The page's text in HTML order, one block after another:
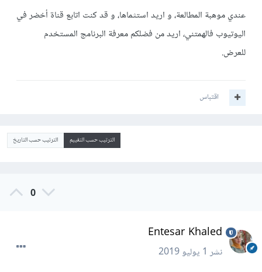
عندي موهبة المطالعة، و اريد استثماها، و قد كنت اتابع قناة أخضر في
اليوتيوب فالهمتني، اريد من فضلكم معرفة البرنامج المستخدم
للعرض.
اقتباس
الترتيب حسب التقييم الترتيب حسب التاريخ
0
Entesar Khaled
نشر1 يوليو 2019